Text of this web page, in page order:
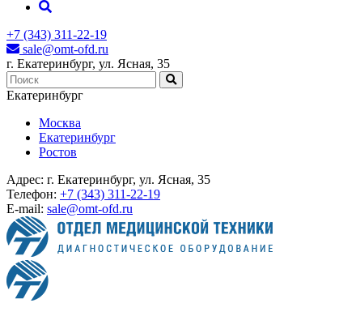
+7 (343) 311-22-19
sale@omt-ofd.ru
г. Екатеринбург, ул. Ясная, 35
Екатеринбург
Москва
Екатеринбург
Ростов
Адрес: г. Екатеринбург, ул. Ясная, 35
Телефон: +7 (343) 311-22-19
E-mail: sale@omt-ofd.ru